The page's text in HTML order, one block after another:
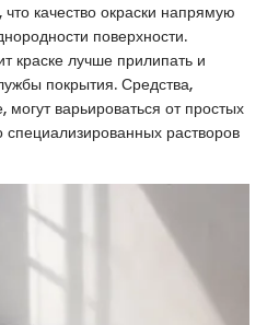
качество окраски напрямую
поверхности.
краске лучше прилипать и
покрытия. Средства,
варьироваться от простых
растворов